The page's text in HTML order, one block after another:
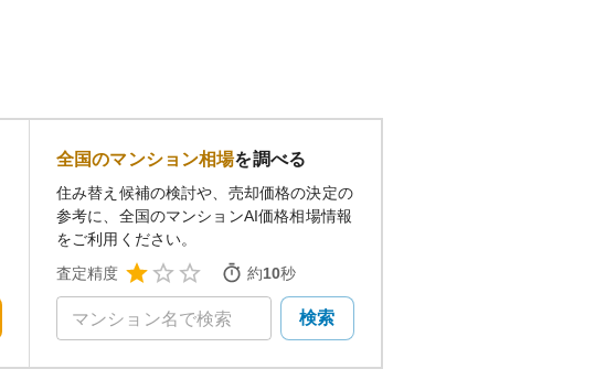
全国のマンション相場を調べる
住み替え候補の検討や、売却価格の決定の
参考に、全国のマンションAI価格相場情報
をご利用ください。
査定精度
約10秒
検索